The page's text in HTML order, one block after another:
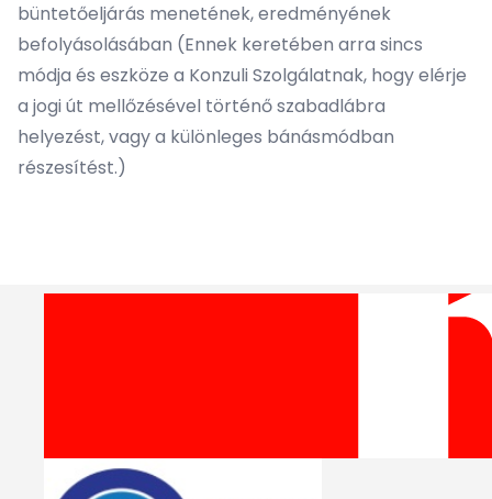
büntetőeljárás menetének, eredményének
befolyásolásában (Ennek keretében arra sincs
módja és eszköze a Konzuli Szolgálatnak, hogy elérje
a jogi út mellőzésével történő szabadlábra
helyezést, vagy a különleges bánásmódban
részesítést.)